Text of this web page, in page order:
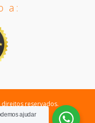
a:
reservados.
ajudar